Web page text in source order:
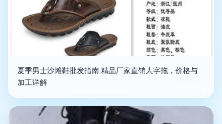
夏季男士沙滩鞋批发指南 精品厂家直销人字拖，价格与
加工详解